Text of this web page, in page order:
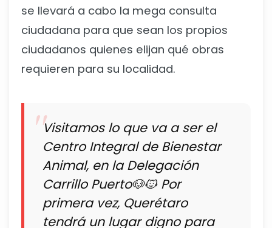
se llevará a cabo la mega consulta
ciudadana para que sean los propios
ciudadanos quienes elijan qué obras
requieren para su localidad.
Visitamos lo que va a ser el
Centro Integral de Bienestar
Animal, en la Delegación
Carrillo Puerto🐶🐱 Por
primera vez, Querétaro
tendrá un lugar digno para